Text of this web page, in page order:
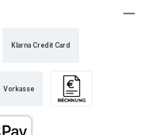
Klarna Credit Card
Vorkasse